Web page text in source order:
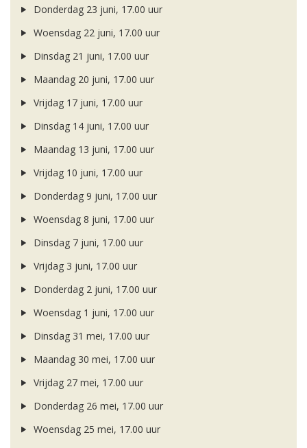
Donderdag 23 juni, 17.00 uur
Woensdag 22 juni, 17.00 uur
Dinsdag 21 juni, 17.00 uur
Maandag 20 juni, 17.00 uur
Vrijdag 17 juni, 17.00 uur
Dinsdag 14 juni, 17.00 uur
Maandag 13 juni, 17.00 uur
Vrijdag 10 juni, 17.00 uur
Donderdag 9 juni, 17.00 uur
Woensdag 8 juni, 17.00 uur
Dinsdag 7 juni, 17.00 uur
Vrijdag 3 juni, 17.00 uur
Donderdag 2 juni, 17.00 uur
Woensdag 1 juni, 17.00 uur
Dinsdag 31 mei, 17.00 uur
Maandag 30 mei, 17.00 uur
Vrijdag 27 mei, 17.00 uur
Donderdag 26 mei, 17.00 uur
Woensdag 25 mei, 17.00 uur